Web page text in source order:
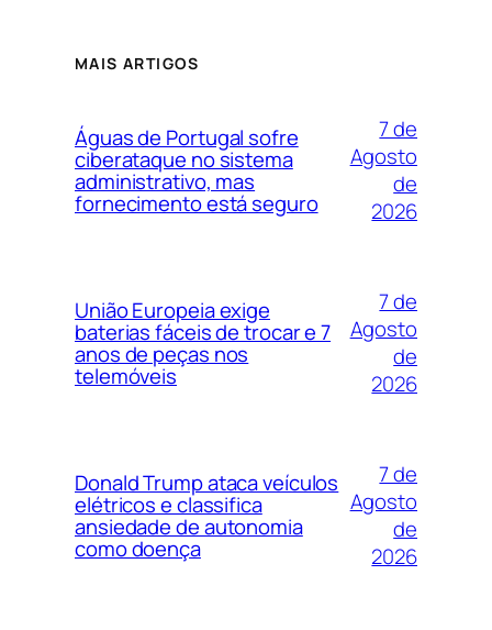
MAIS ARTIGOS
Águas de Portugal sofre
ciberataque no sistema
administrativo, mas
fornecimento está seguro
7 de
Agosto
de
2026
União Europeia exige
baterias fáceis de trocar e 7
anos de peças nos
telemóveis
7 de
Agosto
de
2026
Donald Trump ataca veículos
elétricos e classifica
ansiedade de autonomia
como doença
7 de
Agosto
de
2026